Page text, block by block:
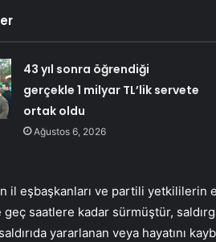
43 yıl sonra öğrendiği
gerçekle 1 milyar TL’lik servete
ortak oldu
Ağustos 6, 2026
il eşbaşkanları ve partili
saatlere kadar sürmüştür,
yararlanan veya hayatını